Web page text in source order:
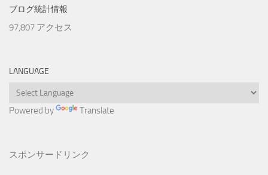
ブログ統計情報
97,807 アクセス
LANGUAGE
Powered by Translate
スポンサードリンク